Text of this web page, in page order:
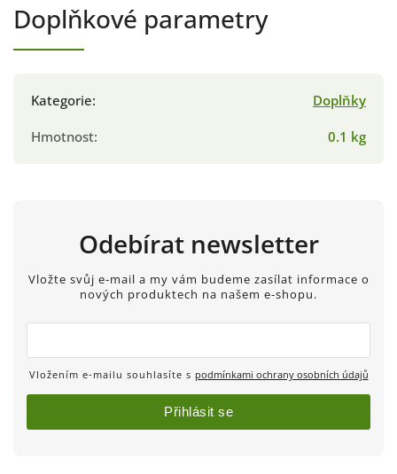
Doplňkové parametry
Kategorie:
Doplňky
Hmotnost: 0.1 kg
Odebírat newsletter
Vložte svůj e-mail a my vám budeme zasílat informace o
nových produktech na našem e-shopu.
Vložením e-mailu souhlasíte s podmínkami ochrany osobních údajů
Přihlásit se